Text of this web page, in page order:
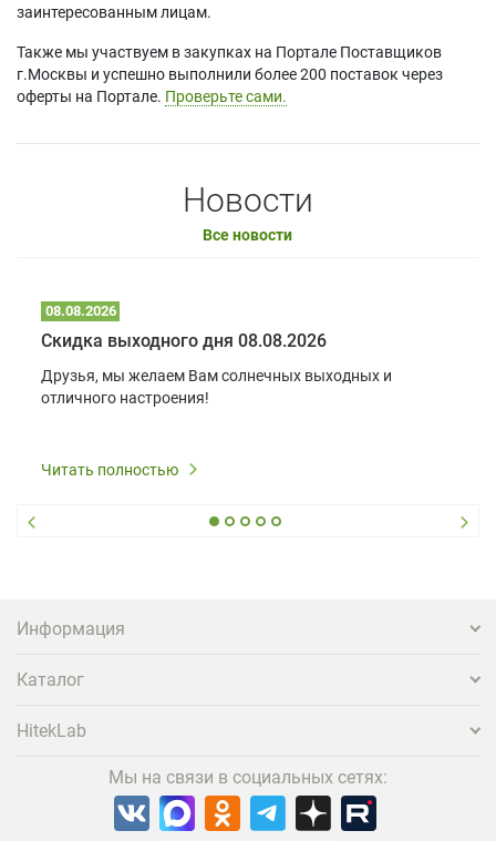
заинтересованным лицам.
Также мы участвуем в закупках на Портале Поставщиков
г.Москвы и успешно выполнили более 200 поставок через
оферты на Портале. Проверьте сами.
Новости
Все новости
08.08.2026
Скидка выходного дня 08.08.2026
Друзья, мы желаем Вам солнечных выходных и
отличного настроения!
Читать полностью
Информация
Каталог
HitekLab
Мы на связи в социальных сетях: